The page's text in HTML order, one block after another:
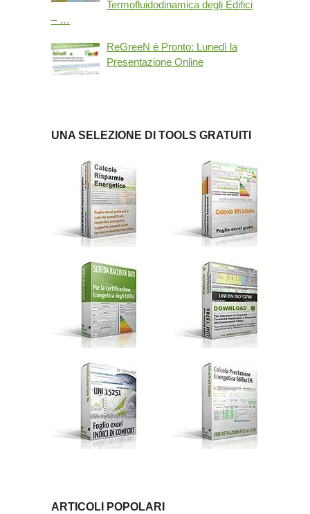
Termofluidodinamica degli Edifici
– …
ReGreeN è Pronto: Lunedì la
Presentazione Online
UNA SELEZIONE DI TOOLS GRATUITI
ARTICOLI POPOLARI